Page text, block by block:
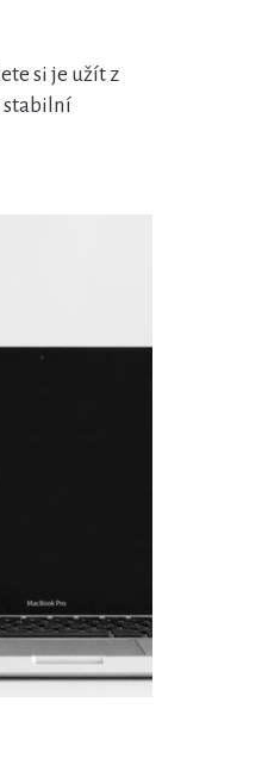
si je užít z
stabilní